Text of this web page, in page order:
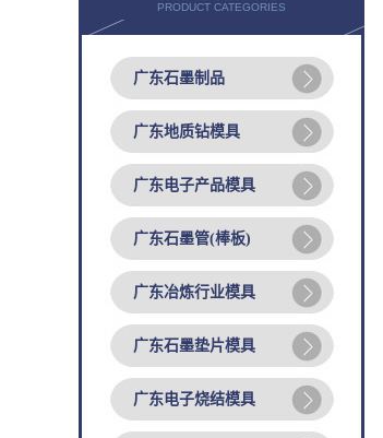
PRODUCT CATEGORIES
广东石墨制品
广东地质钻模具
广东电子产品模具
广东石墨管(棒板)
广东冶炼行业模具
广东石墨垫片模具
广东电子烧结模具